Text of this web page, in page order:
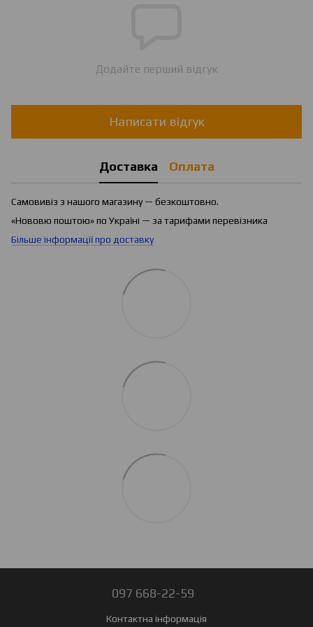
Додайте перший відгук
Написати відгук
Доставка Оплата
Самовивіз з нашого магазину — безкоштовно.
«Нововю поштою» по Україні — за тарифами перевізника
Більше інформації про доставку
097 668-22-59
Контактна інформація